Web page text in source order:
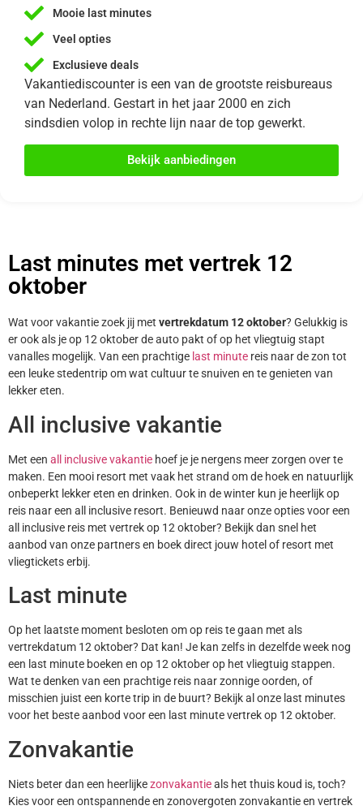
Mooie last minutes
Veel opties
Exclusieve deals
Vakantiediscounter is een van de grootste reisbureaus
van Nederland. Gestart in het jaar 2000 en zich
sindsdien volop in rechte lijn naar de top gewerkt.
Bekijk aanbiedingen
Last minutes met vertrek 12
oktober
Wat voor vakantie zoek jij met vertrekdatum 12 oktober? Gelukkig is
er ook als je op 12 oktober de auto pakt of op het vliegtuig stapt
vanalles mogelijk. Van een prachtige last minute reis naar de zon tot
een leuke stedentrip om wat cultuur te snuiven en te genieten van
lekker eten.
All inclusive vakantie
Met een all inclusive vakantie hoef je je nergens meer zorgen over te
maken. Een mooi resort met vaak het strand om de hoek en natuurlijk
onbeperkt lekker eten en drinken. Ook in de winter kun je heerlijk op
reis naar een all inclusive resort. Benieuwd naar onze opties voor een
all inclusive reis met vertrek op 12 oktober? Bekijk dan snel het
aanbod van onze partners en boek direct jouw hotel of resort met
vliegtickets erbij.
Last minute
Op het laatste moment besloten om op reis te gaan met als
vertrekdatum 12 oktober? Dat kan! Je kan zelfs in dezelfde week nog
een last minute boeken en op 12 oktober op het vliegtuig stappen.
Wat te denken van een prachtige reis naar zonnige oorden, of
misschien juist een korte trip in de buurt? Bekijk al onze last minutes
voor het beste aanbod voor een last minute vertrek op 12 oktober.
Zonvakantie
Niets beter dan een heerlijkezonvakantieals het thuis koud is, toch?
Kies voor een ontspannende en zonovergoten zonvakantie en vertrek